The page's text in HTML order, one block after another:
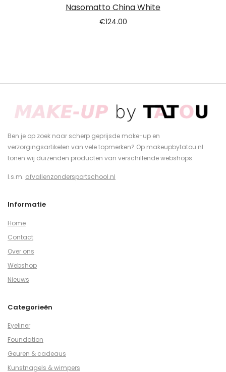
Nasomatto China White
€124.00
Ben je op zoek naar scherp geprijsde make-up en
verzorgingsartikelen van vele topmerken? Op makeupbytatou.nl
tonen wij duizenden producten van verschillende webshops.
I.s.m. afvallenzondersportschool.nl
Informatie
Home
Contact
Over ons
Webshop
Nieuws
Categorieën
Eyeliner
Foundation
Geuren & cadeaus
Kunstnagels & wimpers